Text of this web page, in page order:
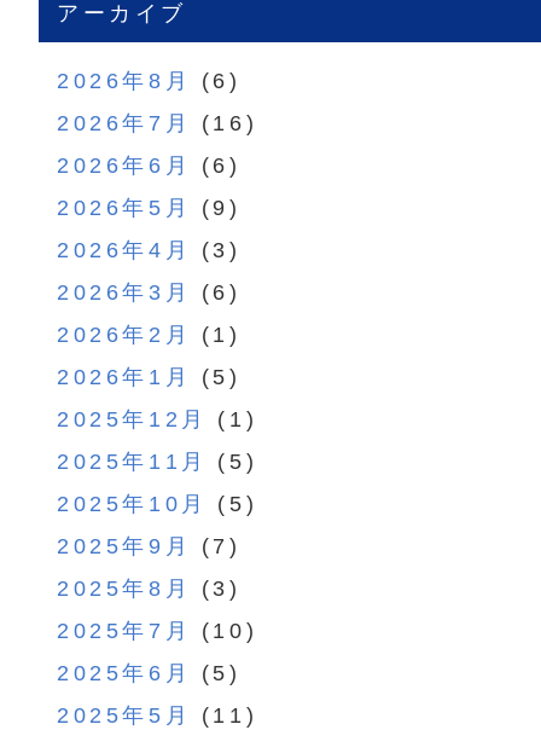
アーカイブ
2026年8月
(6)
2026年7月
(16)
2026年6月
(6)
2026年5月
(9)
2026年4月
(3)
2026年3月
(6)
2026年2月
(1)
2026年1月
(5)
2025年12月
(1)
2025年11月
(5)
2025年10月
(5)
2025年9月
(7)
2025年8月
(3)
2025年7月
(10)
2025年6月
(5)
2025年5月
(11)